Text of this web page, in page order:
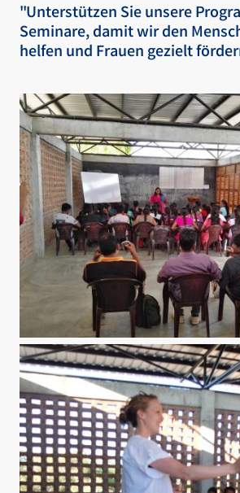
"Unterstützen Sie unsere
Seminare, damit wir den
helfen und Frauen gezielt